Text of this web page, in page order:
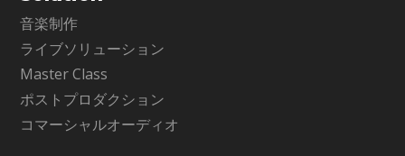
音楽制作
ライブソリューション
Master Class
ポストプロダクション
コマーシャルオーディオ